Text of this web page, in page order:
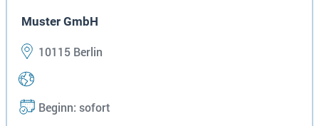
Muster GmbH
10115 Berlin
Beginn: sofort